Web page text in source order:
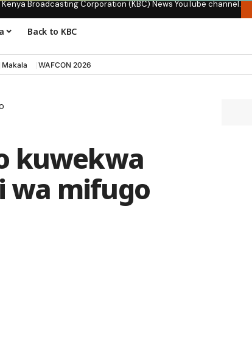
Broadcasting Corporation (KBC) News YouTube channel.
Back to KBC
Makala WAFCON 2026
kuwekwa
wa mifugo